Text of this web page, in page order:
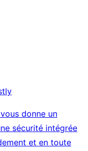
donne un
sécurité intégrée
et en toute